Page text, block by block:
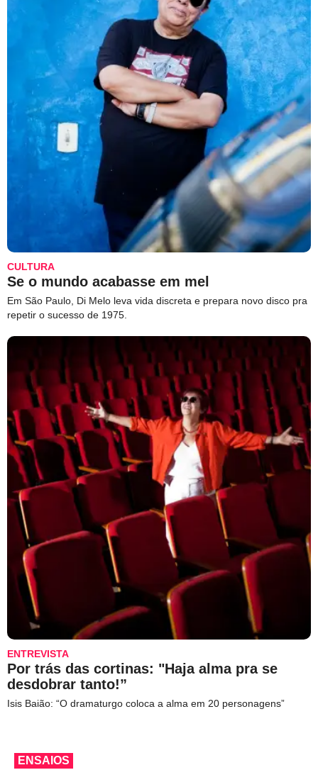
CULTURA
Se o mundo acabasse em mel
Em São Paulo, Di Melo leva vida discreta e prepara novo disco pra
repetir o sucesso de 1975.
ENTREVISTA
Por trás das cortinas: "Haja alma pra se
desdobrar tanto!”
Isis Baião: “O dramaturgo coloca a alma em 20 personagens”
ENSAIOS